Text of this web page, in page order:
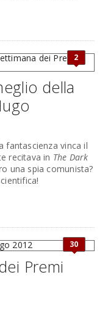
2
della
fantascienza vinca il
recitava in The Dark
una spia comunista?
30
Premi